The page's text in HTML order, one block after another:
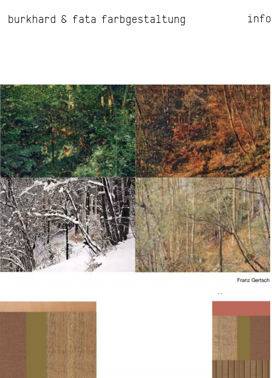
burkhard & fata farbgestaltung info